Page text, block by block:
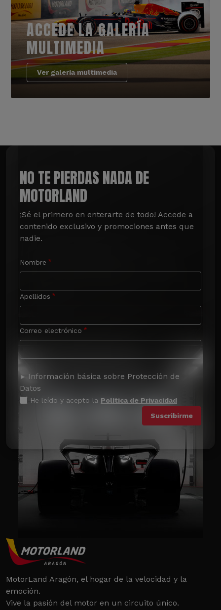
ACCEDE LA GALERÍA
MULTIMEDIA
Ver galería multimedia
NO TE PIERDAS NADA DE
MOTORLAND
¡Sé el primero en enterarte de todo! Accede a
contenido exclusivo y promociones antes que
nadie.
Nombre
Apellidos
Correo electrónico
Información básica sobre Protección de
Datos
He leído y acepto la Política de Privacidad
MotorLand Aragón, el hogar de la velocidad y la
emoción.
Vive la pasión del motor en un circuito único.